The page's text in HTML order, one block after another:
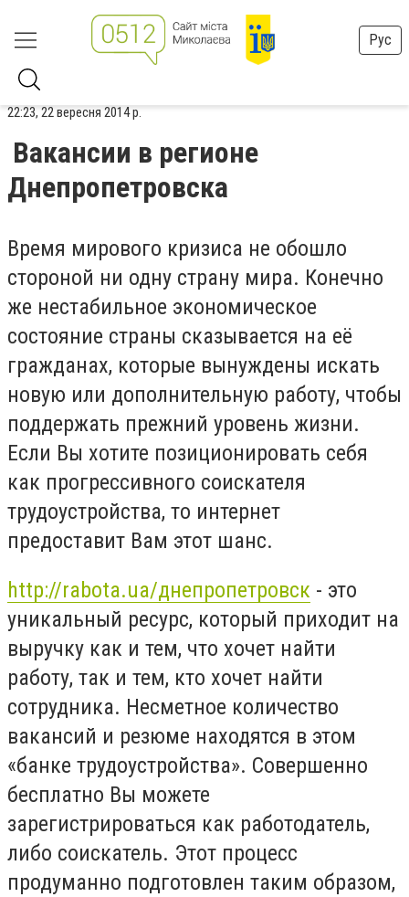
Рус
22:23, 22 вересня 2014 р.
Вакансии в регионе
Днепропетровска
Время мирового кризиса не обошло
стороной ни одну страну мира. Конечно
же нестабильное экономическое
состояние страны сказывается на её
гражданах, которые вынуждены искать
новую или дополнительную работу, чтобы
поддержать прежний уровень жизни.
Если Вы хотите позиционировать себя
как прогрессивного соискателя
трудоустройства, то интернет
предоставит Вам этот шанс.
http://rabota.ua/днепропетровск - это
уникальный ресурс, который приходит на
выручку как и тем, что хочет найти
работу, так и тем, кто хочет найти
сотрудника. Несметное количество
вакансий и резюме находятся в этом
«банке трудоустройства». Совершенно
бесплатно Вы можете
зарегистрироваться как работодатель,
либо соискатель. Этот процесс
продуманно подготовлен таким образом,